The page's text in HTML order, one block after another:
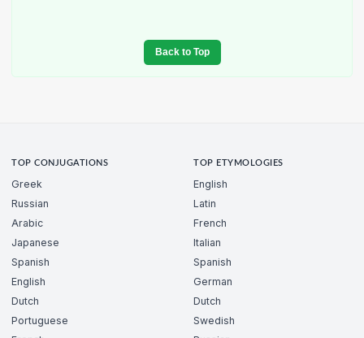
Back to Top
TOP CONJUGATIONS
Greek
Russian
Arabic
Japanese
Spanish
English
Dutch
Portuguese
TOP ETYMOLOGIES
English
Latin
French
Italian
Spanish
German
Dutch
Swedish